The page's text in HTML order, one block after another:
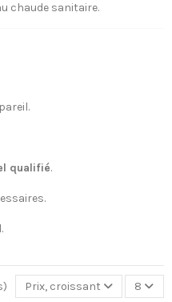
chaude sanitaire.
qualifié.
Prix, croissant 8